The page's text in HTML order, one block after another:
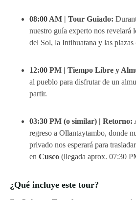
08:00 AM | Tour Guiado:
nuestro guía experto nos revelará
del Sol, la Intihuatana y las plazas
12:00 PM | Tiempo Libre y
al pueblo para disfrutar de un
partir.
03:30 PM (o similar) | Retorno:
regreso a Ollantaytambo, donde
privado nos esperará para
en Cusco (llegada aprox. 07:30
¿Qué incluye este tour?